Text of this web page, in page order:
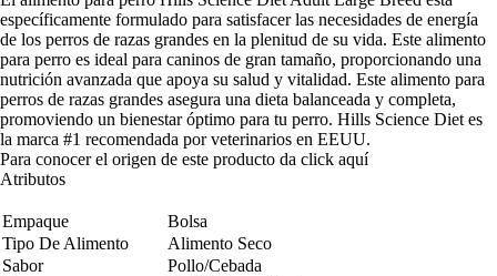
específicamente formulado para satisfacer las necesidades de energía
de los perros de razas grandes en la plenitud de su vida. Este alimento
para perro es ideal para caninos de gran tamaño, proporcionando una
nutrición avanzada que apoya su salud y vitalidad. Este alimento para
perros de razas grandes asegura una dieta balanceada y completa,
promoviendo un bienestar óptimo para tu perro. Hills Science Diet es
la marca #1 recomendada por veterinarios en EEUU.
Para conocer el origen de este producto da click aquí
Atributos
Empaque
Bolsa
Tipo De Alimento
Alimento Seco
Sabor
Pollo/Cebada